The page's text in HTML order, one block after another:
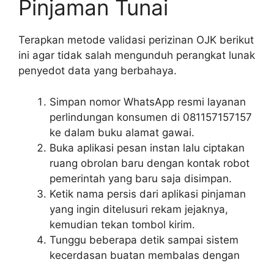
Pinjaman Tunai
Terapkan metode validasi perizinan OJK berikut
ini agar tidak salah mengunduh perangkat lunak
penyedot data yang berbahaya.
Simpan nomor WhatsApp resmi layanan
perlindungan konsumen di 081157157157
ke dalam buku alamat gawai.
Buka aplikasi pesan instan lalu ciptakan
ruang obrolan baru dengan kontak robot
pemerintah yang baru saja disimpan.
Ketik nama persis dari aplikasi pinjaman
yang ingin ditelusuri rekam jejaknya,
kemudian tekan tombol kirim.
Tunggu beberapa detik sampai sistem
kecerdasan buatan membalas dengan